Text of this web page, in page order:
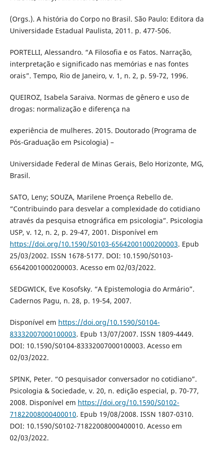
(Orgs.). A história do Corpo no Brasil. São Paulo: Editora da
Universidade Estadual Paulista, 2011. p. 477-506.
PORTELLI, Alessandro. “A Filosofia e os Fatos. Narração,
interpretação e significado nas memórias e nas fontes
orais”. Tempo, Rio de Janeiro, v. 1, n. 2, p. 59-72, 1996.
QUEIROZ, Isabela Saraiva. Normas de gênero e uso de
drogas: normalização e diferença na
experiência de mulheres. 2015. Doutorado (Programa de
Pós-Graduação em Psicologia) –
Universidade Federal de Minas Gerais, Belo Horizonte, MG,
Brasil.
SATO, Leny; SOUZA, Marilene Proença Rebello de.
“Contribuindo para desvelar a complexidade do cotidiano
através da pesquisa etnográfica em psicologia”. Psicologia
USP, v. 12, n. 2, p. 29-47, 2001. Disponível em
https://doi.org/10.1590/S0103-65642001000200003. Epub
25/03/2002. ISSN 1678-5177. DOI: 10.1590/S0103-
65642001000200003. Acesso em 02/03/2022.
SEDGWICK, Eve Kosofsky. “A Epistemologia do Armário”.
Cadernos Pagu, n. 28, p. 19-54, 2007.
Disponível em https://doi.org/10.1590/S0104-
83332007000100003. Epub 13/07/2007. ISSN 1809-4449.
DOI: 10.1590/S0104-83332007000100003. Acesso em
02/03/2022.
SPINK, Peter. “O pesquisador conversador no cotidiano”.
Psicologia & Sociedade, v. 20, n. edição especial, p. 70-77,
2008. Disponível em https://doi.org/10.1590/S0102-
71822008000400010. Epub 19/08/2008. ISSN 1807-0310.
DOI: 10.1590/S0102-71822008000400010. Acesso em
02/03/2022.